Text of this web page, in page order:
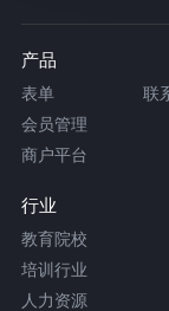
产品
表单 联
会员管理
商户平台
行业
教育院校
培训行业
人力资源